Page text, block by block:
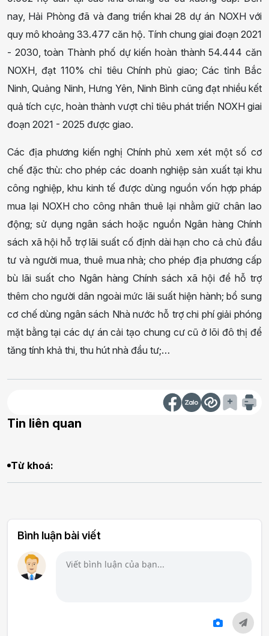
nay, Hải Phòng đã và đang triển khai 28 dự án NOXH với
quy mô khoảng 33.477 căn hộ. Tính chung giai đoạn 2021
- 2030, toàn Thành phố dự kiến hoàn thành 54.444 căn
NOXH, đạt 110% chỉ tiêu Chính phủ giao; Các tỉnh Bắc
Ninh, Quảng Ninh, Hưng Yên, Ninh Bình cũng đạt nhiều kết
quả tích cực, hoàn thành vượt chỉ tiêu phát triển NOXH giai
đoạn 2021 - 2025 được giao.
Các địa phương kiến nghị Chính phủ xem xét một số cơ
chế đặc thù: cho phép các doanh nghiệp sản xuất tại khu
công nghiệp, khu kinh tế được dùng nguồn vốn hợp pháp
mua lại NOXH cho công nhân thuê lại nhằm giữ chân lao
động; sử dụng ngân sách hoặc nguồn Ngân hàng Chính
sách xã hội hỗ trợ lãi suất cố định dài hạn cho cả chủ đầu
tư và người mua, thuê mua nhà; cho phép địa phương cấp
bù lãi suất cho Ngân hàng Chính sách xã hội để hỗ trợ
thêm cho người dân ngoài mức lãi suất hiện hành; bổ sung
cơ chế dùng ngân sách Nhà nước hỗ trợ chi phí giải phóng
mặt bằng tại các dự án cải tạo chung cư cũ ở lõi đô thị để
tăng tính khả thi, thu hút nhà đầu tư;…
Tin liên quan
Từ khoá:
Bình luận bài viết